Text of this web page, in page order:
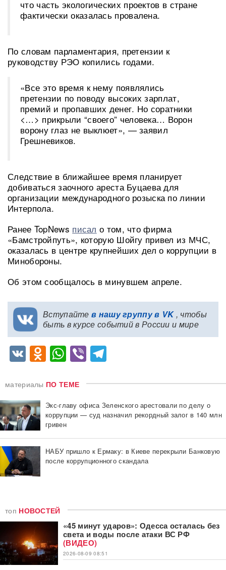
что часть экологических проектов в стране
фактически оказалась провалена.
По словам парламентария, претензии к
руководству РЭО копились годами.
«Все это время к нему появлялись
претензии по поводу высоких зарплат,
премий и пропавших денег. Но соратники
<…> прикрыли “своего” человека… Ворон
ворону глаз не выклюет», — заявил
Грешневиков.
Следствие в ближайшее время планирует
добиваться заочного ареста Буцаева для
организации международного розыска по линии
Интерпола.
Ранее TopNews писал о том, что фирма
«Бамстройпуть», которую Шойгу привел из МЧС,
оказалась в центре крупнейших дел о коррупции в
Минобороны.
Об этом сообщалось в минувшем апреле.
Вступайте в нашу группу в VK, чтобы
быть в курсе событий в России и мире
VKOdnoklassniki
WhatsApp
Viber
материалы ПО ТЕМЕ
Экс-главу офиса Зеленского арестовали по делу о
коррупции — суд назначил рекордный залог в 140 млн
гривен
НАБУ пришло к Ермаку: в Киеве перекрыли Банковую
после коррупционного скандала
топ НОВОСТЕЙ
«45 минут ударов»: Одесса осталась без
света и воды после атаки ВС РФ
(ВИДЕО)
2026-08-09 08:51